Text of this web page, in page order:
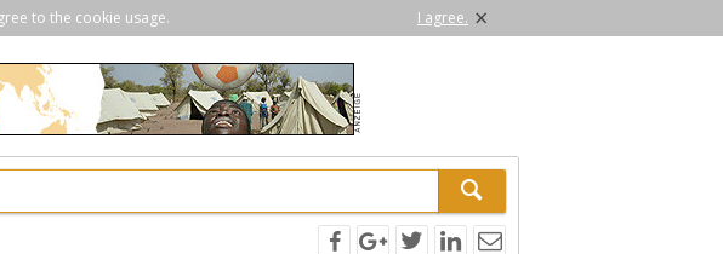
to the cookie usage. I agree. ×